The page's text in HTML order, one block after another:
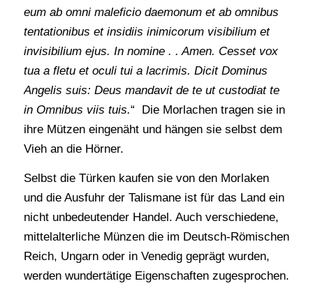
eum ab omni maleficio daemonum et ab omnibus
tentationibus et insidiis inimicorum visibilium et
invisibilium ejus. In nomine . . Amen. Cesset vox
tua a fletu et oculi tui a lacrimis. Dicit Dominus
Angelis suis: Deus mandavit de te ut custodiat te
in Omnibus viis tuis.“ Die Morlachen tragen sie in
ihre Mützen eingenäht und hängen sie selbst dem
Vieh an die Hörner.
Selbst die Türken kaufen sie von den Morlaken
und die Ausfuhr der Talismane ist für das Land ein
nicht unbedeutender Handel. Auch verschiedene,
mittelalterliche Münzen die im Deutsch-Römischen
Reich, Ungarn oder in Venedig geprägt wurden,
werden wundertätige Eigenschaften zugesprochen.